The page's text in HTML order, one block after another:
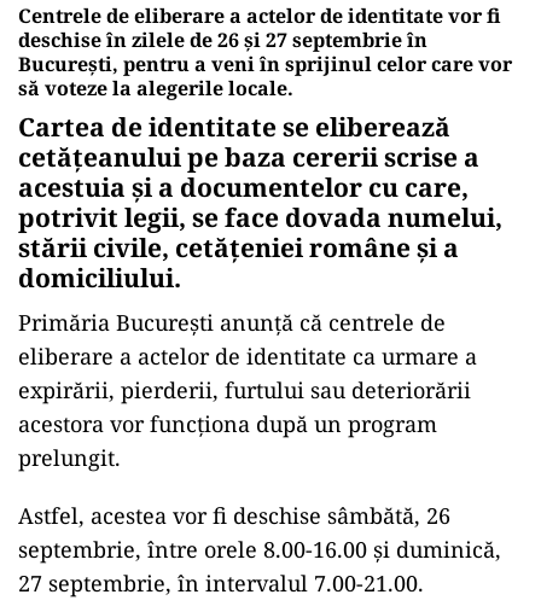
Centrele de eliberare a actelor de identitate vor fi
deschise în zilele de 26 și 27 septembrie în
București, pentru a veni în sprijinul celor care vor
să voteze la alegerile locale.
Cartea de identitate se eliberează
cetățeanului pe baza cererii scrise a
acestuia şi a documentelor cu care,
potrivit legii, se face dovada numelui,
stării civile, cetăţeniei române şi a
domiciliului.
Primăria București anunță că centrele de
eliberare a actelor de identitate ca urmare a
expirării, pierderii, furtului sau deteriorării
acestora vor funcționa după un program
prelungit.
Astfel, acestea vor fi deschise sâmbătă, 26
septembrie, între orele 8.00-16.00 și duminică,
27 septembrie, în intervalul 7.00-21.00.